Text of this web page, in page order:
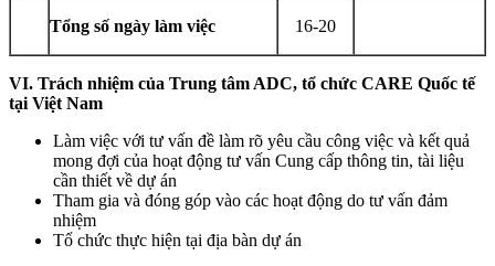
Tổng số ngày làm việc 16-20
VI. Trách nhiệm của Trung tâm ADC, tổ chức CARE Quốc tế
tại Việt Nam
Làm việc với tư vấn đề làm rõ yêu cầu công việc và kết quả
mong đợi của hoạt động tư vấn Cung cấp thông tin, tài liệu
cần thiết về dự án
Tham gia và đóng góp vào các hoạt động do tư vấn đảm
nhiệm
Tổ chức thực hiện tại địa bàn dự án